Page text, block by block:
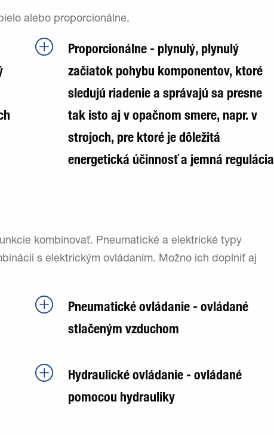
alebo proporcionálne.
Proporcionálne - plynulý, plynulý
začiatok pohybu komponentov, ktoré
sledujú riadenie a správajú sa presne
tak isto aj v opačnom smere, napr. v
strojoch, pre ktoré je dôležitá
energetická účinnosť a jemná regulácia
kombinovať. Pneumatické a elektrické typy
s elektrickým ovládaním. Možno ich doplniť aj
Pneumatické ovládanie - ovládané
stlačeným vzduchom
Hydraulické ovládanie - ovládané
pomocou hydrauliky